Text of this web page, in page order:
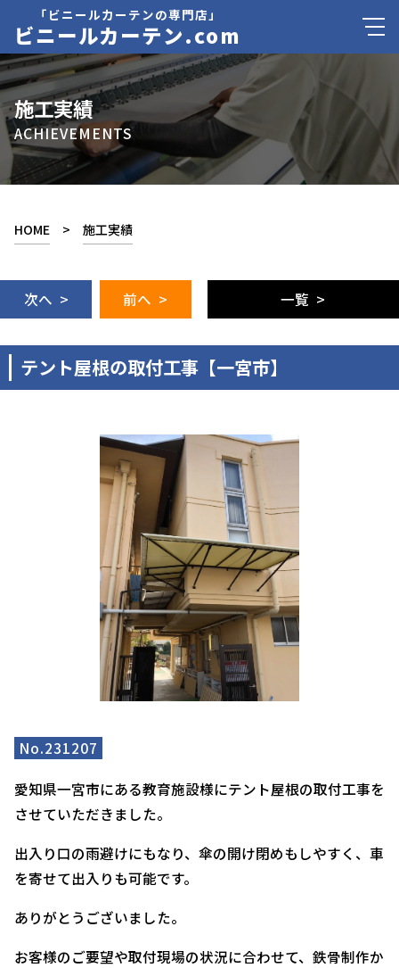
「ビニールカーテンの専門店」
ビニールカーテン.com
施工実績
ACHIEVEMENTS
HOME > 施工実績
次へ > 前へ > 一覧 >
テント屋根の取付工事【一宮市】
No.231207
愛知県一宮市にある教育施設様にテント屋根の取付工事を
させていただきました。
出入り口の雨避けにもなり、傘の開け閉めもしやすく、車
を寄せて出入りも可能です。
ありがとうございました。
お客様のご要望や取付現場の状況に合わせて、鉄骨制作か